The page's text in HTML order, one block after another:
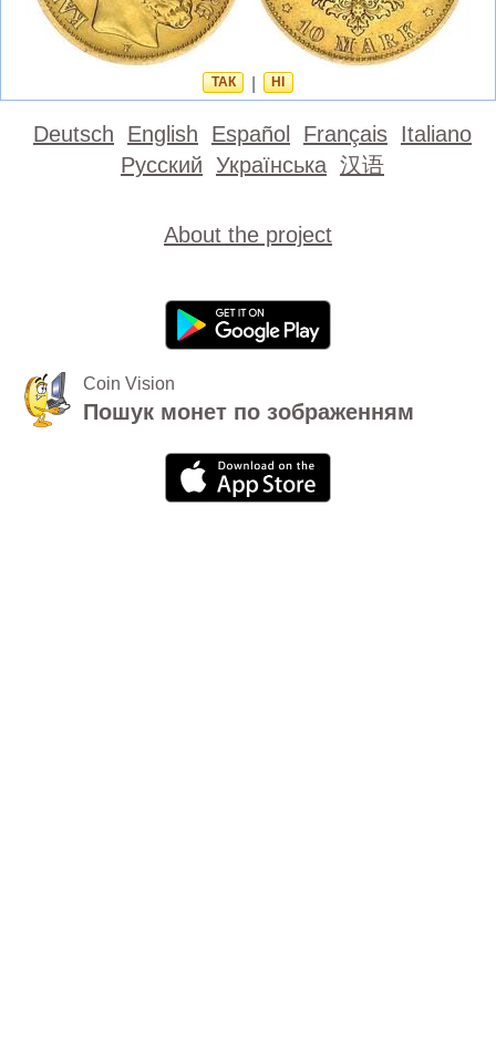
ТАК НІ
Deutsch English Español Français Italiano
Русский Українська 汉语
About the project
Coin Vision
Пошук монет по зображенням